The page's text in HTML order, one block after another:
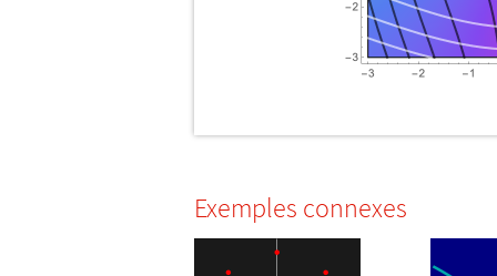
Exemples connexes